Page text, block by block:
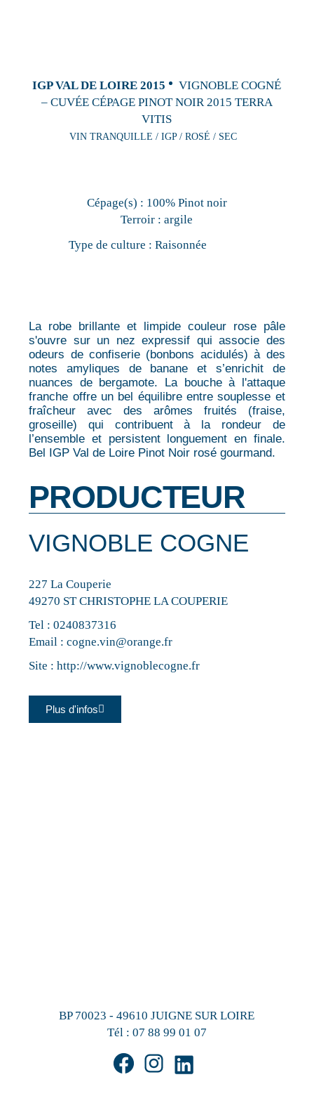
IGP VAL DE LOIRE 2015
VIGNOBLE COGNÉ
– CUVÉE CÉPAGE PINOT NOIR 2015 TERRA
VITIS
VIN TRANQUILLE / IGP / ROSÉ / SEC
Cépage(s) : 100% Pinot noir
Terroir : argile
Type de culture : Raisonnée
La robe brillante et limpide couleur rose pâle
s'ouvre sur un nez expressif qui associe des
odeurs de confiserie (bonbons acidulés) à des
notes amyliques de banane et s’enrichit de
nuances de bergamote. La bouche à l'attaque
franche offre un bel équilibre entre souplesse et
fraîcheur avec des arômes fruités (fraise,
groseille) qui contribuent à la rondeur de
l’ensemble et persistent longuement en finale.
Bel IGP Val de Loire Pinot Noir rosé gourmand.
PRODUCTEUR
VIGNOBLE COGNE
227 La Couperie
49270 ST CHRISTOPHE LA COUPERIE
Tel :0240837316
Email :cogne.vin@orange.fr
Site :http://www.vignoblecogne.fr
Plus d'infos
BP 70023 - 49610 JUIGNE SUR LOIRE
Tél : 07 88 99 01 07